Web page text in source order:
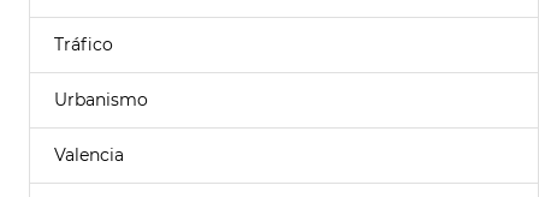
Tráfico
Urbanismo
Valencia